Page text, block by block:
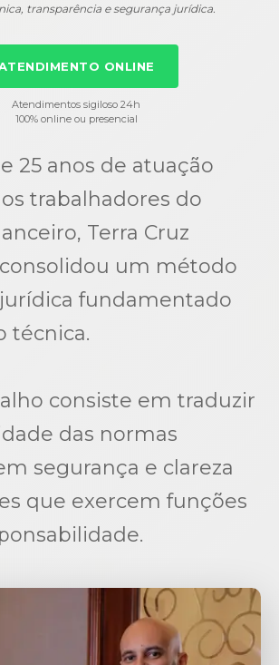
transparência e segurança jurídica.
ONLINE
Atendimentos sigiloso 24h
100% online ou presencial
25 anos de atuação
trabalhadores do
Terra Cruz
um método
fundamentado
técnica.
consiste em traduzir
das normas
segurança e clareza
que exercem funções